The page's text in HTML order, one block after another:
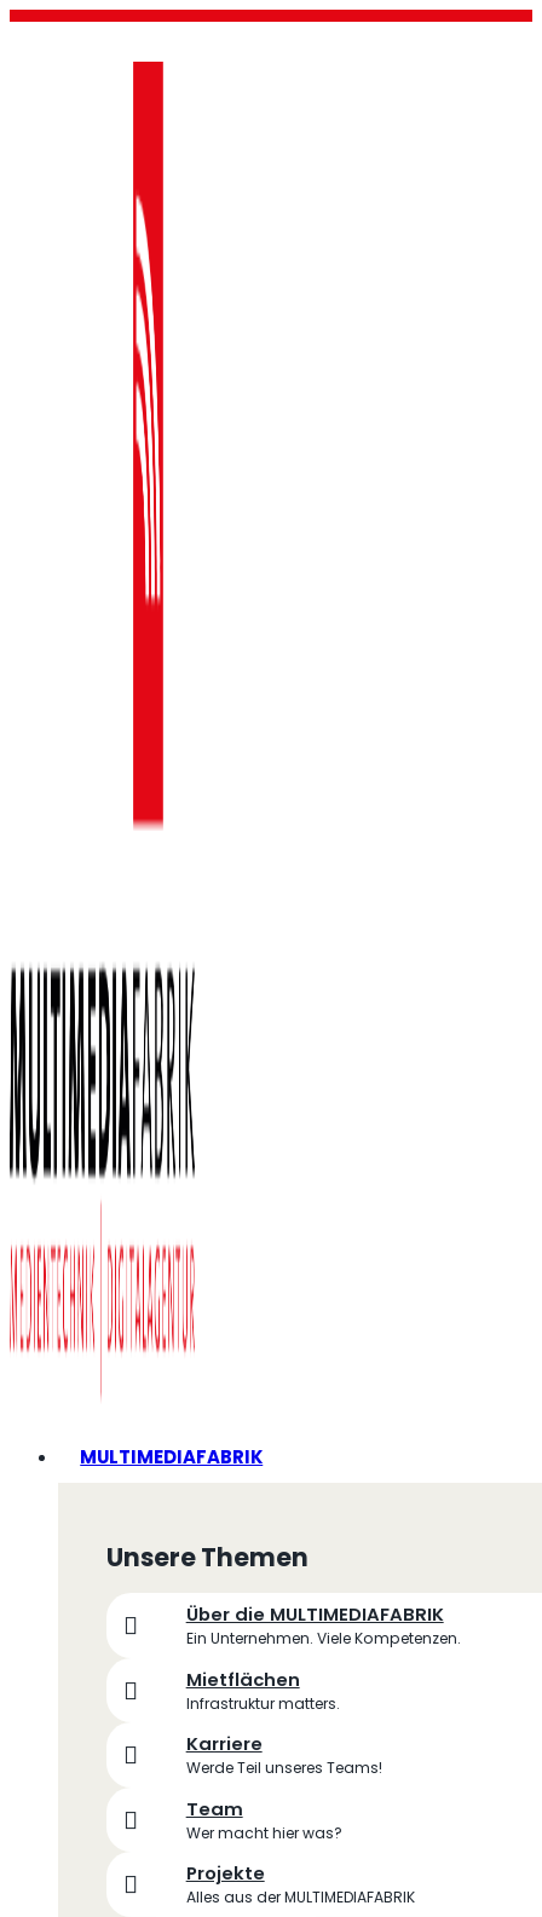
MULTIMEDIAFABRIK
Unsere Themen
Über die MULTIMEDIAFABRIK
Ein Unternehmen. Viele Kompetenzen.
Mietflächen
Infrastruktur matters.
Karriere
Werde Teil unseres Teams!
Team
Wer macht hier was?
Projekte
Alles aus der MULTIMEDIAFABRIK